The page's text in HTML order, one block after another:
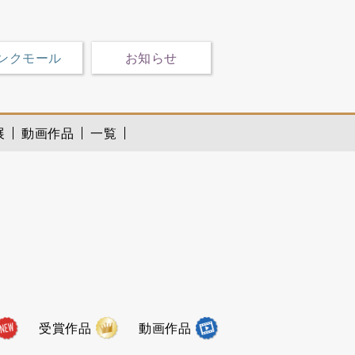
クモール お知らせ
動画作品 一覧
受賞作品 動画作品